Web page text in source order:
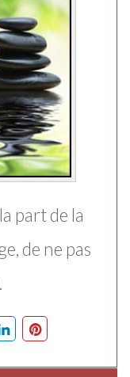
part de la
de ne pas